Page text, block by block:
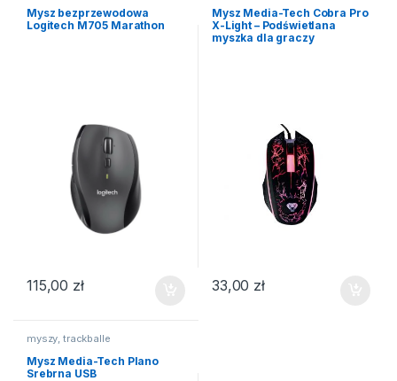
Mysz bezprzewodowa
Logitech M705 Marathon
115,00 zł
Mysz Media-Tech Cobra Pro
X-Light – Podświetlana
myszka dla graczy
33,00 zł
myszy, trackballe
Mysz Media-Tech Plano
Srebrna USB